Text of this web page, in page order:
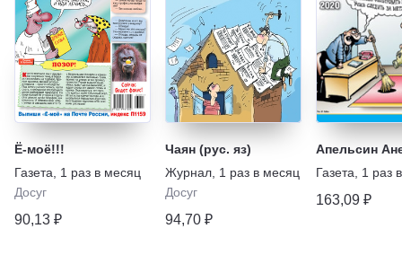
Ё-моё!!!
Газета
1 раз в месяц
Досуг
90,13 ₽
Чаян (рус. яз)
Журнал 1 раз в месяц
Досуг
94,70 ₽
Апельсин
Газета
1 раз
163,09 ₽